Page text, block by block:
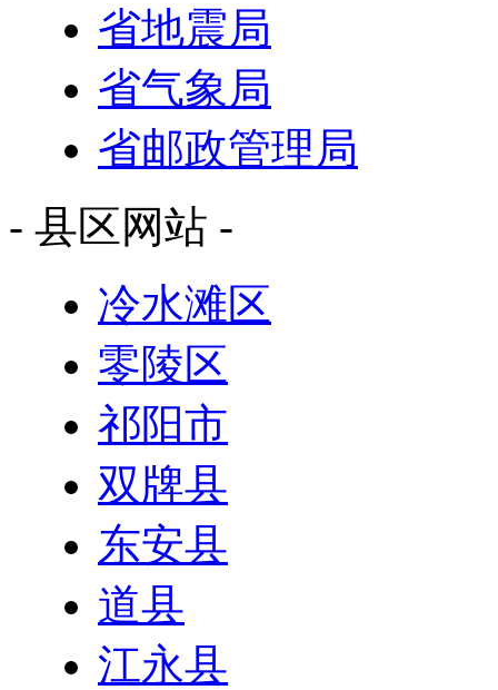
省地震局
省气象局
省邮政管理局
- 县区网站 -
冷水滩区
零陵区
祁阳市
双牌县
东安县
道县
江永县